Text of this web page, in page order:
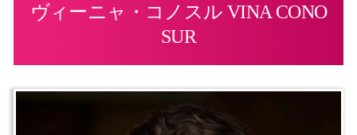
ヴィーニャ・コノスル VINA CONO
SUR